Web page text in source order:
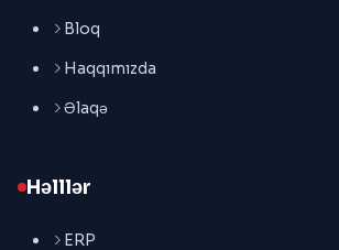
Bloq
Haqqımızda
Əlaqə
Həlllər
ERP